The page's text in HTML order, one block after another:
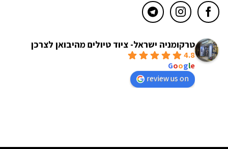
טרקומניה ישראל- ציוד טיולים מהיבואן לצרכן
4.8
Google
review us on